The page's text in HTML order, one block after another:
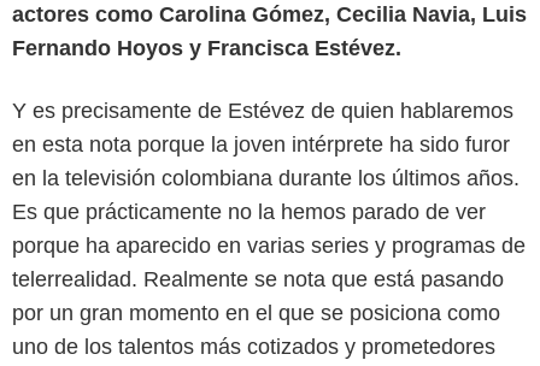
actores como Carolina Gómez, Cecilia Navia, Luis
Fernando Hoyos y Francisca Estévez.
Y es precisamente de Estévez de quien hablaremos
en esta nota porque la joven intérprete ha sido furor
en la televisión colombiana durante los últimos años.
Es que prácticamente no la hemos parado de ver
porque ha aparecido en varias series y programas de
telerrealidad. Realmente se nota que está pasando
por un gran momento en el que se posiciona como
uno de los talentos más cotizados y prometedores
Netflix